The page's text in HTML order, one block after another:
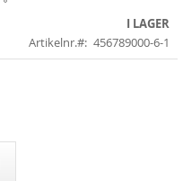
I LAGER
Artikelnr.
456789000-6-1